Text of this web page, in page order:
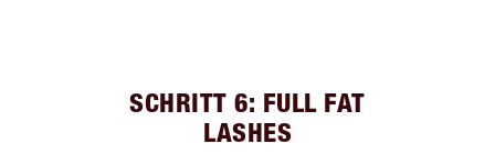
SCHRITT 6: FULL FAT
LASHES